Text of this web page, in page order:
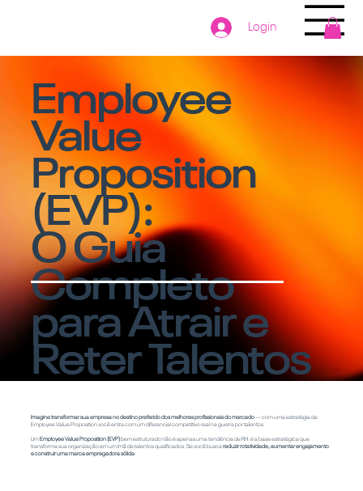
Login
Employee
Value
Proposition
(EVP):
O Guia
Completo
para Atrair e
Reter Talentos
Imagine transformar sua empresa no destino preferido dos melhores profissionais do mercado— com uma estratégia de
Employee Value Proposition você entra com um diferencial competitivo real na guerra por talentos.
Um Employee Value Proposition (EVP)bem estruturado não é apenas uma tendência de RH: é a base estratégica que
transforma sua organização em um ímã de talentos qualificados. Se você buscareduzir rotatividade, aumentar engajamento
e construir uma marca empregadora sólida.